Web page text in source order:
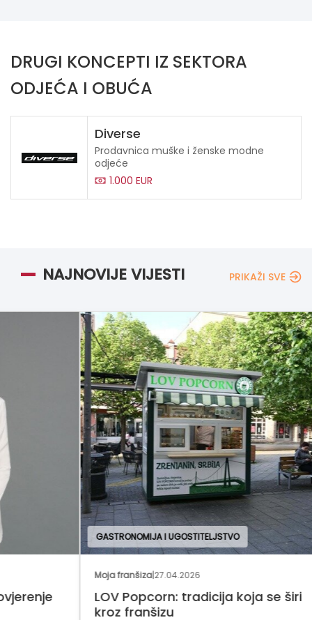
DRUGI KONCEPTI IZ SEKTORA
ODJEĆA I OBUĆA
Diverse
Prodavnica muške i ženske modne
odjeće
1.000 EUR
NAJNOVIJE VIJESTI PRIKAŽI SVE
GASTRONOMIJA I UGOSTITELJSTVO
Moja franšiza|27.04.2026
LOV Popcorn: tradicija koja se širi
kroz franšizu